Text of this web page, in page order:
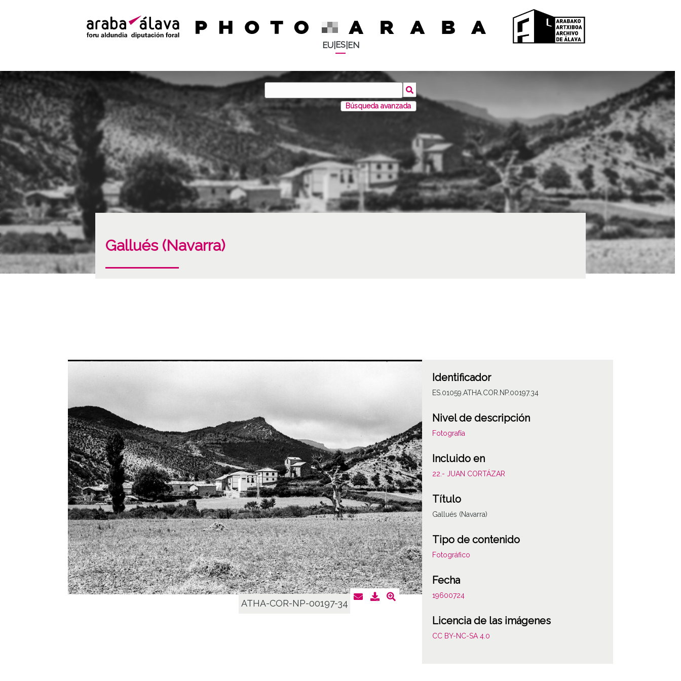
EU| ES| EN
Búsqueda avanzada
Gallués (Navarra)
ATHA-COR-NP-00197-34
Identificador
ES.01059.ATHA.COR.NP.00197.34
Nivel de descripción
Fotografía
Incluido en
22.- JUAN CORTÁZAR
Título
Gallués (Navarra)
Tipo de contenido
Fotográfico
Fecha
19600724
Licencia de las imágenes
CC BY-NC-SA 4.0